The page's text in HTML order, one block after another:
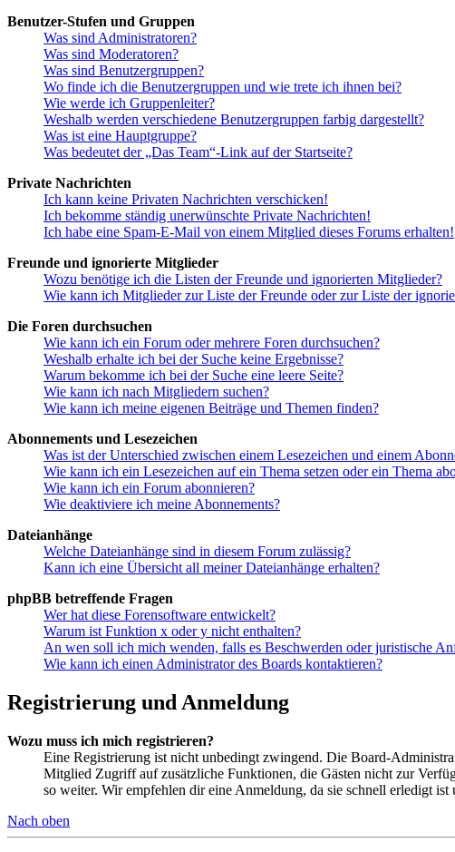
Benutzer-Stufen und Gruppen
Was sind Administratoren?
Was sind Moderatoren?
Was sind Benutzergruppen?
Wo finde ich die Benutzergruppen und wie trete ich ihnen bei?
Wie werde ich Gruppenleiter?
Weshalb werden verschiedene Benutzergruppen farbig dargestellt?
Was ist eine Hauptgruppe?
Was bedeutet der „Das Team“-Link auf der Startseite?
Private Nachrichten
Ich kann keine Privaten Nachrichten verschicken!
Ich bekomme ständig unerwünschte Private Nachrichten!
Ich habe eine Spam-E-Mail von einem Mitglied dieses Forums erhalten!
Freunde und ignorierte Mitglieder
Wozu benötige ich die Listen der Freunde und ignorierten Mitglieder?
Wie kann ich Mitglieder zur Liste der Freunde oder zur Liste der
Die Foren durchsuchen
Wie kann ich ein Forum oder mehrere Foren durchsuchen?
Weshalb erhalte ich bei der Suche keine Ergebnisse?
Warum bekomme ich bei der Suche eine leere Seite?
Wie kann ich nach Mitgliedern suchen?
Wie kann ich meine eigenen Beiträge und Themen finden?
Abonnements und Lesezeichen
Was ist der Unterschied zwischen einem Lesezeichen und einem
Wie kann ich ein Lesezeichen auf ein Thema setzen oder ein Thema
Wie kann ich ein Forum abonnieren?
Wie deaktiviere ich meine Abonnements?
Dateianhänge
Welche Dateianhänge sind in diesem Forum zulässig?
Kann ich eine Übersicht all meiner Dateianhänge erhalten?
phpBB betreffende Fragen
Wer hat diese Forensoftware entwickelt?
Warum ist Funktion x oder y nicht enthalten?
An wen soll ich mich wenden, falls es Beschwerden oder juristische
Wie kann ich einen Administrator des Boards kontaktieren?
Registrierung und Anmeldung
Wozu muss ich mich registrieren?
Eine Registrierung ist nicht unbedingt zwingend. Die Board-
Mitglied Zugriff auf zusätzliche Funktionen, die Gästen nicht zur
so weiter. Wir empfehlen dir eine Anmeldung, da sie schnell erledigt
Nach oben